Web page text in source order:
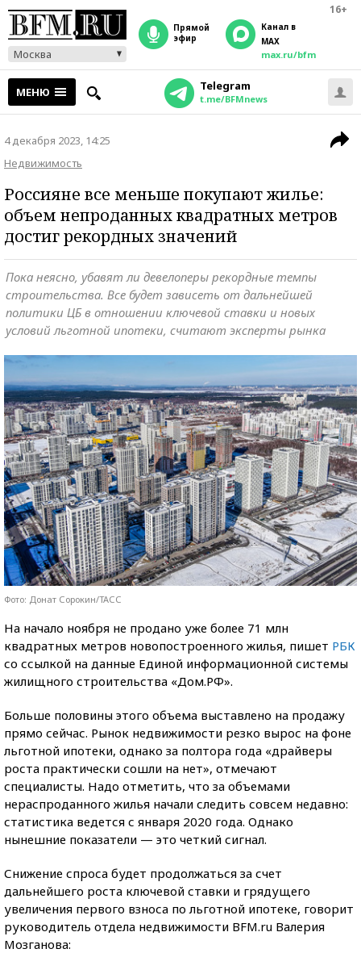
16+
Москва
прямой
эфир
Канал в
MAX
max.ru/bfm
МЕНЮ Telegram
t.me/BFMnews
4 декабря 2023, 14:25
Недвижимость
Россияне все меньше покупают жилье:
объем непроданных квадратных метров
достиг рекордных значений
Пока неясно, убавят ли девелоперы рекордные темпы
строительства. Все будет зависеть от дальнейшей
политики ЦБ в отношении ключевой ставки и новых
условий льготной ипотеки, считают эксперты рынка
Фото: Донат Сорокин/ТАСС
На начало ноября не продано уже более 71 млн
квадратных метров новопостроенного жилья, пишет РБК
со ссылкой на данные Единой информационной системы
жилищного строительства «Дом.РФ».
Больше половины этого объема выставлено на продажу
прямо сейчас. Рынок недвижимости резко вырос на фоне
льготной ипотеки, однако за полтора года «драйверы
роста практически сошли на нет», отмечают
специалисты. Надо отметить, что за объемами
нераспроданного жилья начали следить совсем недавно:
статистика ведется с января 2020 года. Однако
нынешние показатели — это четкий сигнал.
Снижение спроса будет продолжаться за счет
дальнейшего роста ключевой ставки и грядущего
увеличения первого взноса по льготной ипотеке, говорит
руководитель отдела недвижимости BFM.ru Валерия
Мозганова: